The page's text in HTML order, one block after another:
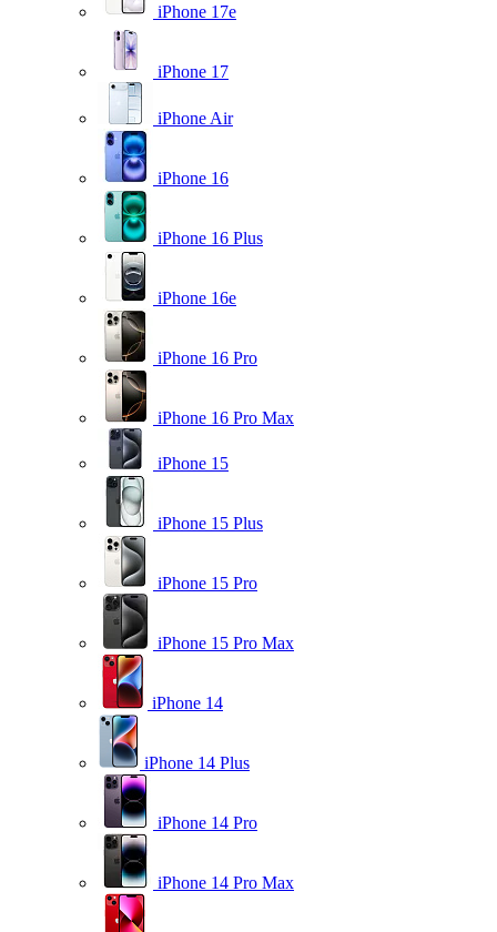
iPhone 17e
iPhone 17
iPhone Air
iPhone 16
iPhone 16 Plus
iPhone 16e
iPhone 16 Pro
iPhone 16 Pro Max
iPhone 15
iPhone 15 Plus
iPhone 15 Pro
iPhone 15 Pro Max
iPhone 14
iPhone 14 Plus
iPhone 14 Pro
iPhone 14 Pro Max